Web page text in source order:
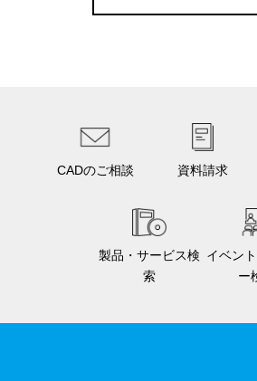
CADのご相談 資料請求
製品・サービス検
索
イベン
ー